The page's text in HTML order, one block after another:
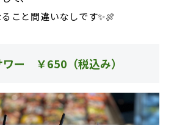
こと間違いなしです✨🍖
ワー ￥650（税込み）